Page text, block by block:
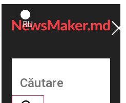
ROMÂNĂ
RU
Susține
NM